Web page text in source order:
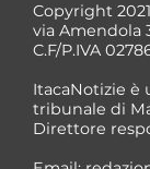
Copyright
via Amendola
C.F/P.IVA
ItacaNotizie è
tribunale di
Direttore